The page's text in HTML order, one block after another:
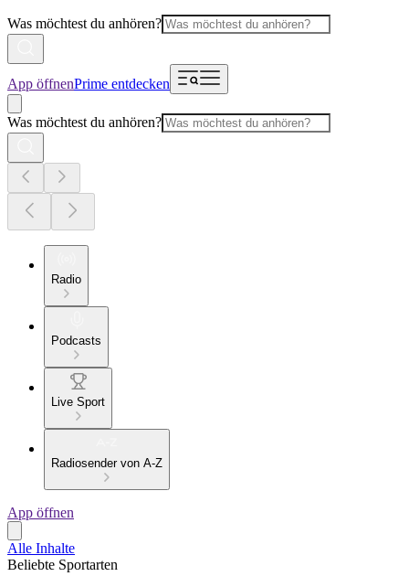
Was möchtest du anhören?
App öffnenPrime entdecken
Was möchtest du anhören?
Radio
Podcasts
Live Sport
Radiosender von A-Z
App öffnen
Alle Inhalte
Beliebte Sportarten